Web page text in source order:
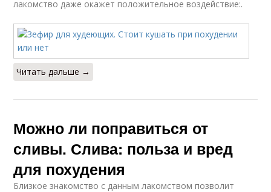
лакомство даже окажет положительное воздействие:.
Читать дальше →
Можно ли поправиться от
сливы. Слива: польза и вред
для похудения
Близкое знакомство с данным лакомством позволит